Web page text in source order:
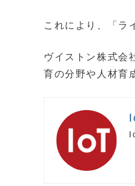
これにより、「ラ
ヴイストン株式会
育の分野や人材育